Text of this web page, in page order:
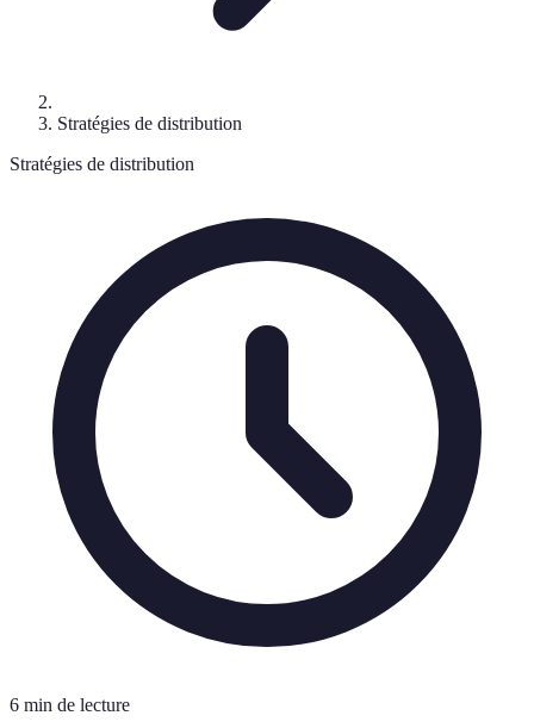
Stratégies de distribution
Stratégies de distribution
6 min de lecture